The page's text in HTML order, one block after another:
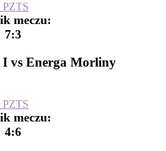
PZTS
meczu:
7:3
I vs Energa Morliny
PZTS
meczu:
4:6